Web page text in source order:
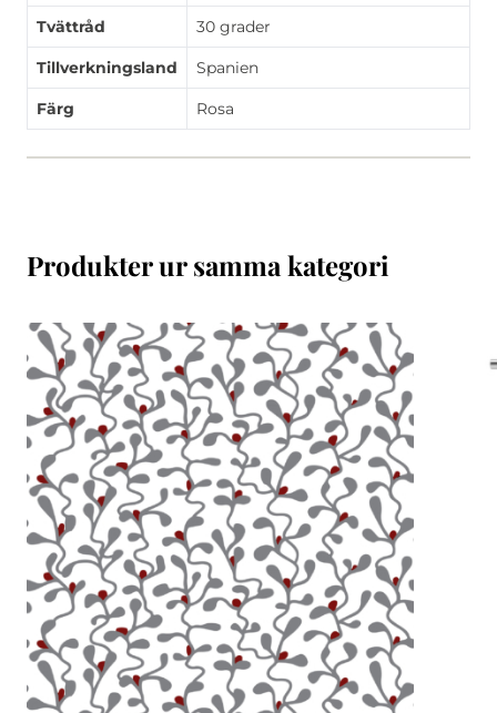
Tvättråd 30 grader
Tillverkningsland Spanien
Färg Rosa
Produkter ur samma kategori